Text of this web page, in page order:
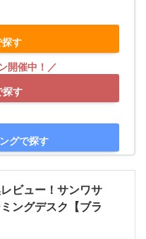
す
探す
グで探す
ビュー！サンワサ
ングデスク【ブラ